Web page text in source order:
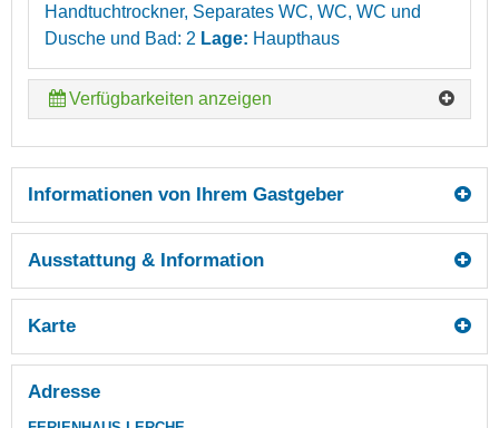
Handtuchtrockner, Separates WC, WC, WC und
Dusche und Bad: 2 Lage: Haupthaus
Verfügbarkeiten anzeigen
Informationen von Ihrem Gastgeber
Ausstattung & Information
Karte
Adresse